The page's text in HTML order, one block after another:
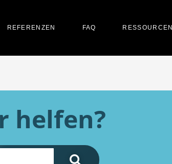
REFERENZEN FAQ RESSOURCEN
helfen?